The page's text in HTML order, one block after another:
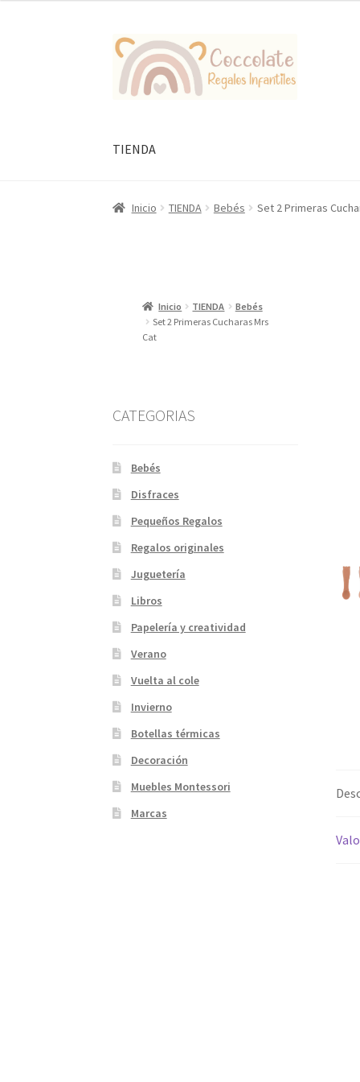
Ir
la
Ir
al
contenido
TIENDA
Inicio TIENDA Bebés Set 2 Primeras
Inicio TIENDA
Bebés
Set 2 Primeras Cucharas Mrs
Cat
CATEGORIAS
Bebés
Disfraces
Pequeños Regalos
Regalos originales
Juguetería
Libros
Papelería y creatividad
Verano
Vuelta al cole
Invierno
Botellas térmicas
Decoración
Muebles Montessori
Marcas